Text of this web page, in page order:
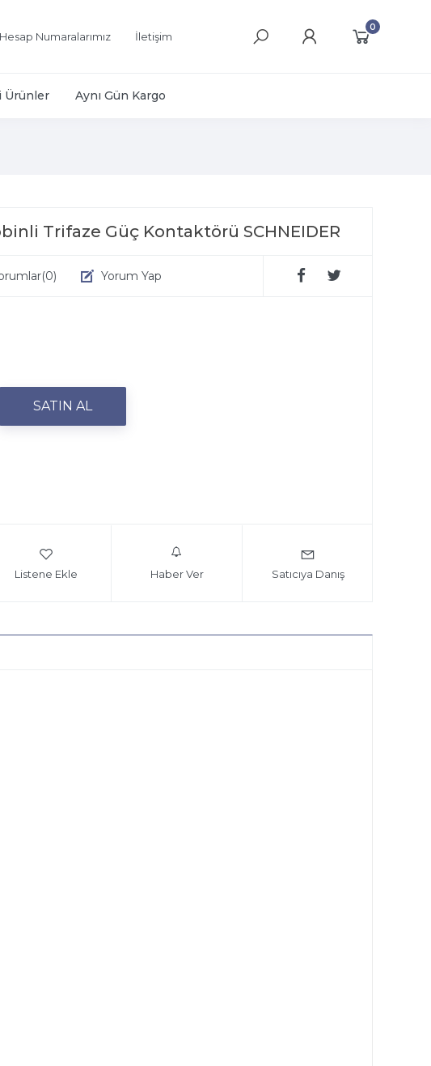
Numaralarımız İletişim
0
Ürünler Aynı Gün Kargo
Trifaze Güç Kontaktörü SCHNEIDER
(0) Yorum Yap
Listene Ekle Haber Ver Satıcıya Danış